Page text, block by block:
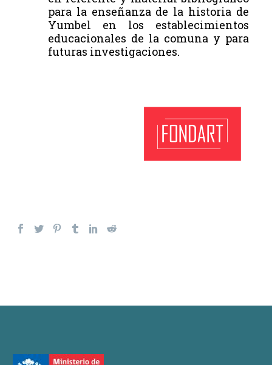
para la enseñanza de la historia de
Yumbel en los establecimientos
educacionales de la comuna y para
futuras investigaciones.